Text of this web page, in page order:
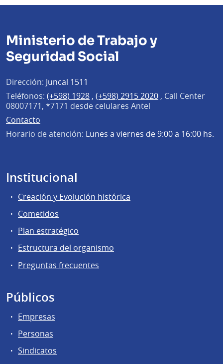
Ministerio de Trabajo y
Seguridad Social
Dirección: Juncal 1511
Teléfonos: (+598) 1928 , (+598) 2915 2020 , Call Center
08007171, *7171 desde celulares Antel
Contacto
Horario de atención: Lunes a viernes de 9:00 a 16:00 hs.
Institucional
Creación y Evolución histórica
Cometidos
Plan estratégico
Estructura del organismo
Preguntas frecuentes
Públicos
Empresas
Personas
Sindicatos